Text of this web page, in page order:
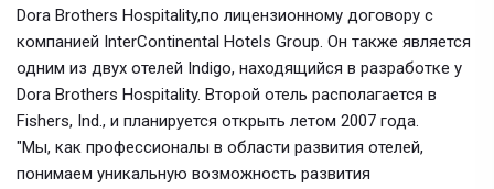
Dora Brothers Hospitality,по лицензионному договору с
компанией InterContinental Hotels Group. Он также является
одним из двух отелей Indigo, находящийся в разработке у
Dora Brothers Hospitality. Второй отель располагается в
Fishers, Ind., и планируется открыть летом 2007 года.
"Мы, как профессионалы в области развития отелей,
понимаем уникальную возможность развития